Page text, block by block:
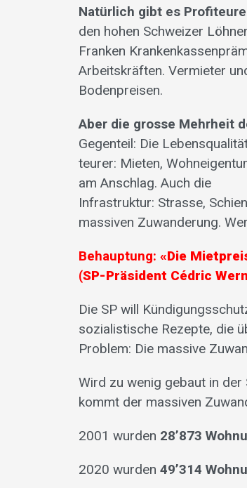
Natürlich gibt es
den hohen Schweizer
Franken
Arbeitskräften. Vermieter
Bodenpreisen.
Aber die grosse Mehrheit
Gegenteil: Die
teurer: Mieten,
am Anschlag. Auch die
Infrastruktur: Strasse,
massiven Zuwanderung.
Behauptung: «Die
(SP-Präsident Cédric
Die SP will
sozialistische Rezepte, die
Problem: Die massive
Wird zu wenig gebaut in der
kommt der massiven
2001 wurden 28’873
2020 wurden 49’314